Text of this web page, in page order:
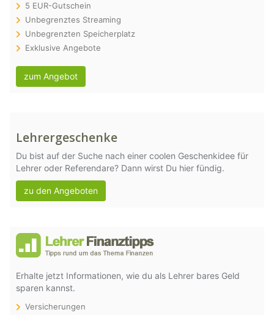
5 EUR-Gutschein
Unbegrenztes Streaming
Unbegrenzten Speicherplatz
Exklusive Angebote
zum Angebot
Lehrergeschenke
Du bist auf der Suche nach einer coolen Geschenkidee für
Lehrer oder Referendare? Dann wirst Du hier fündig.
zu den Angeboten
Erhalte jetzt Informationen, wie du als Lehrer bares Geld
sparen kannst.
Versicherungen